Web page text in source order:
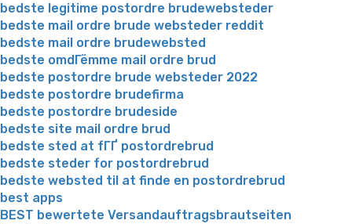
bedste legitime postordre brudewebsteder
bedste mail ordre brude websteder reddit
bedste mail ordre brudewebsted
bedste omdГёmme mail ordre brud
bedste postordre brude websteder 2022
bedste postordre brudefirma
bedste postordre brudeside
bedste site mail ordre brud
bedste sted at fГҐ postordrebrud
bedste steder for postordrebrud
bedste websted til at finde en postordrebrud
best apps
BEST bewertete Versandauftragsbrautseiten